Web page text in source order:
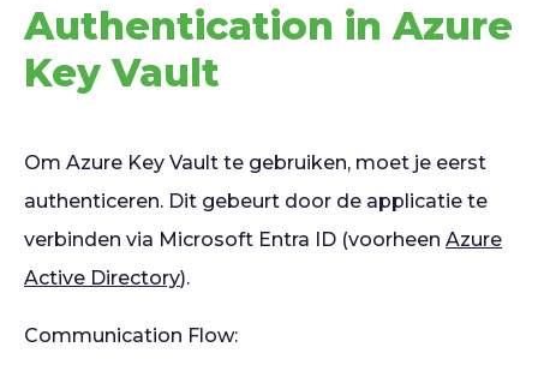
Authentication in Azure
Key Vault
Om Azure Key Vault te gebruiken, moet je eerst
authenticeren. Dit gebeurt door de applicatie te
verbinden via Microsoft Entra ID (voorheen Azure
Active Directory).
Communication Flow: